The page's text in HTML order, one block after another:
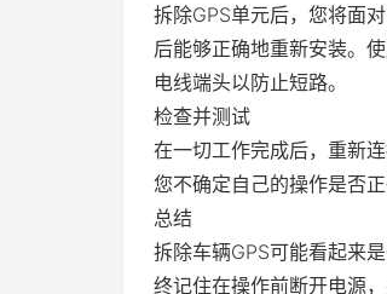
拆除GPS单元后，您将面
后能够正确地重新安装。
电线端头以防止短路。
检查并测试
在一切工作完成后，重新
您不确定自己的操作是否
总结
拆除车辆GPS可能看起来
终记住在操作前断开电源